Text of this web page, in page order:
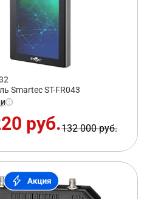
Smartec ST-FR043
руб.132 000 руб.